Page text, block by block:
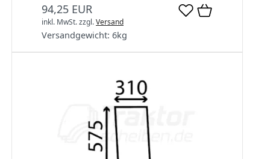
94,25 EUR
inkl. MwSt.zzgl.Versand
Versandgewicht: 6kg